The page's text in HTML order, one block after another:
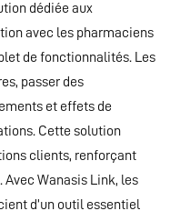
dédiée aux
avec les pharmaciens
de fonctionnalités. Les
passer des
et effets de
Cette solution
clients, renforçant
Wanasis Link, les
d’un outil essentiel